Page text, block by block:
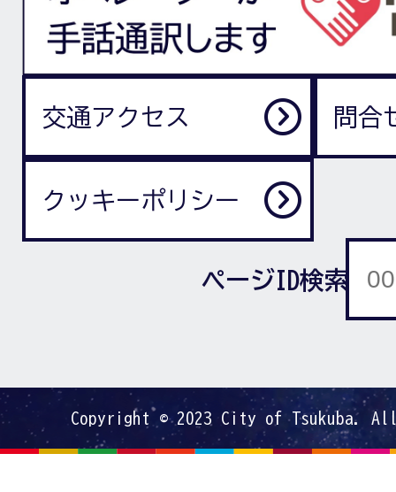
交通アクセス 問合
クッキーポリシー
ページID検索
Copyright © 2023 City of Tsukuba.